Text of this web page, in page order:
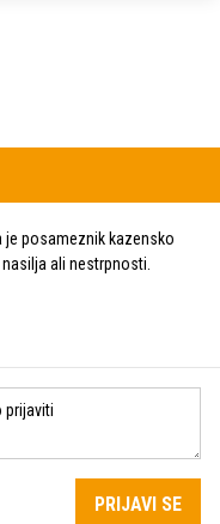
je posameznik kazensko
ali nestrpnosti.
PRIJAVI SE